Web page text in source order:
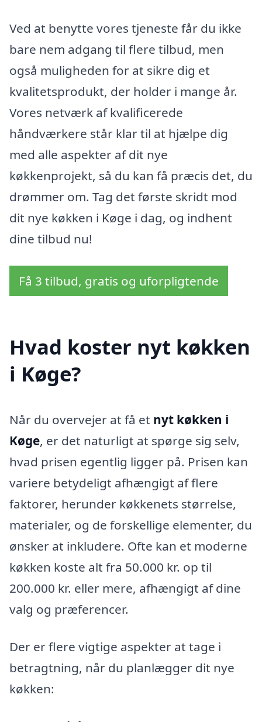
Ved at benytte vores tjeneste får du ikke
bare nem adgang til flere tilbud, men
også muligheden for at sikre dig et
kvalitetsprodukt, der holder i mange år.
Vores netværk af kvalificerede
håndværkere står klar til at hjælpe dig
med alle aspekter af dit nye
køkkenprojekt, så du kan få præcis det, du
drømmer om. Tag det første skridt mod
dit nye køkken i Køge i dag, og indhent
dine tilbud nu!
Få 3 tilbud, gratis og uforpligtende
Hvad koster nyt køkken
i Køge?
Når du overvejer at få et nyt køkken i
Køge, er det naturligt at spørge sig selv,
hvad prisen egentlig ligger på. Prisen kan
variere betydeligt afhængigt af flere
faktorer, herunder køkkenets størrelse,
materialer, og de forskellige elementer, du
ønsker at inkludere. Ofte kan et moderne
køkken koste alt fra 50.000 kr. op til
200.000 kr. eller mere, afhængigt af dine
valg og præferencer.
Der er flere vigtige aspekter at tage i
betragtning, når du planlægger dit nye
køkken: